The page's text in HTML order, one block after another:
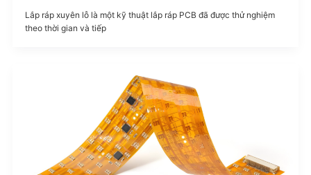
Lắp ráp xuyên lỗ là một kỹ thuật lắp ráp PCB đã được thử nghiệm
theo thời gian và tiếp